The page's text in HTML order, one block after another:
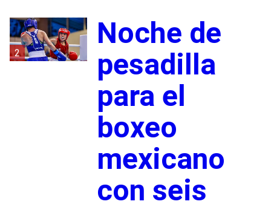
2
Noche de
pesadilla
para el
boxeo
mexicano
con seis